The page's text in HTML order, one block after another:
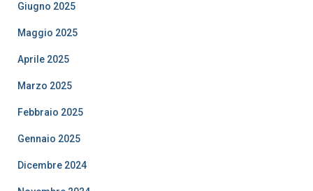
Giugno 2025
Maggio 2025
Aprile 2025
Marzo 2025
Febbraio 2025
Gennaio 2025
Dicembre 2024